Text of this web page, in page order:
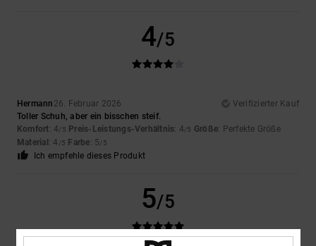
4/5
Hermann 26. Februar 2026
Verifizierter Kauf
Toller Schuh, aber ein bisschen steif.
Komfort: 4/5 Preis-Leistungs-Verhältnis: 4/5 Größe: Perfekte Größe
Material : 4 /5 Farbe: 5/5
Ich empfehle dieses Produkt
5/5